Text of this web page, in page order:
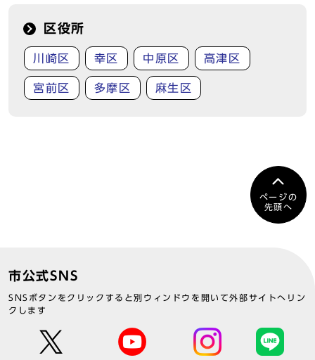
区役所
川崎区 幸区 中原区 高津区
宮前区 多摩区 麻生区
ページの
先頭へ
市公式SNS
SNSボタンをクリックすると別ウィンドウを開いて外部サイトへリン
クします